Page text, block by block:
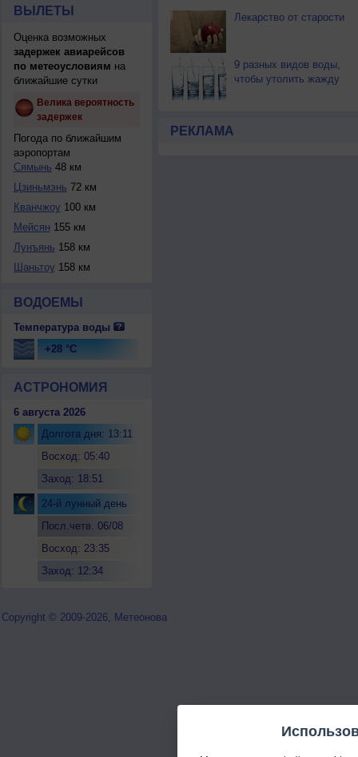
ВЫЛЕТЫ
Оценка возможных
задержек авиарейсов
по метеоусловиям на
ближайшие сутки
Велика вероятность
задержек
Погода по ближайшим
аэропортам
Сямынь 48 км
Цзиньмэнь 72 км
Кванчжоу 100 км
Мейсян 155 км
Лунъянь 158 км
Шаньтоу 158 км
ВОДОЕМЫ
Температура воды
+28 °C
АСТРОНОМИЯ
6 августа 2026
Долгота дня: 13:11
Восход: 05:40
Заход: 18:51
24-й лунный день
Посл.четв. 06/08
Восход: 23:35
Заход: 12:34
Лекарство от старости
9 разных видов воды,
чтобы утолить жажду
РЕКЛАМА
Copyright © 2009-2026, Метеонова